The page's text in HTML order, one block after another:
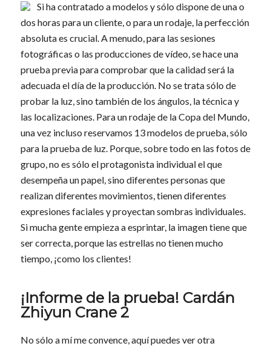
Si ha contratado a modelos y sólo dispone de una o
dos horas para un cliente, o para un rodaje, la perfección
absoluta es crucial. A menudo, para las sesiones
fotográficas o las producciones de vídeo, se hace una
prueba previa para comprobar que la calidad será la
adecuada el día de la producción. No se trata sólo de
probar la luz, sino también de los ángulos, la técnica y
las localizaciones. Para un rodaje de la Copa del Mundo,
una vez incluso reservamos 13 modelos de prueba, sólo
para la prueba de luz. Porque, sobre todo en las fotos de
grupo, no es sólo el protagonista individual el que
desempeña un papel, sino diferentes personas que
realizan diferentes movimientos, tienen diferentes
expresiones faciales y proyectan sombras individuales.
Si mucha gente empieza a esprintar, la imagen tiene que
ser correcta, porque las estrellas no tienen mucho
tiempo, ¡como los clientes!
¡Informe de la prueba! Cardán
Zhiyun Crane 2
No sólo a mí me convence, aquí puedes ver otra